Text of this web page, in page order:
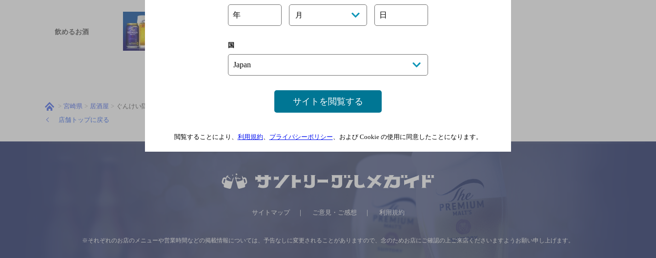
飲めるお酒
宮崎県 居酒屋
ぐんけい隠蔵
店舗トップに戻る
サイトマップ ご意見・ご感想 利用規約
※それぞれのお店のメニューや営業時間などの掲載情報については、 予告なしに変更されることがありますので、 念のためお店にご確認の上ご来店くださいますようお願い申し上げます。
年 月 日
国
サイトを閲覧する
閲覧することにより、 利用規約 プライバシーポリシー 、および Cookie の使用に同意したことになります。